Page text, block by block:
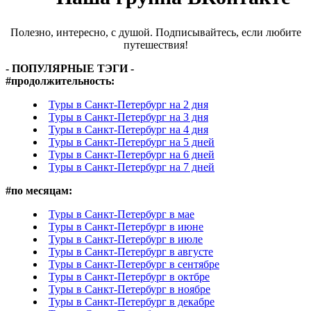
Полезно, интересно, с душой. Подписывайтесь, если любите
путешествия!
- ПОПУЛЯРНЫЕ ТЭГИ -
#продолжительность:
Туры в Санкт-Петербург на 2 дня
Туры в Санкт-Петербург на 3 дня
Туры в Санкт-Петербург на 4 дня
Туры в Санкт-Петербург на 5 дней
Туры в Санкт-Петербург на 6 дней
Туры в Санкт-Петербург на 7 дней
#по месяцам:
Туры в Санкт-Петербург в мае
Туры в Санкт-Петербург в июне
Туры в Санкт-Петербург в июле
Туры в Санкт-Петербург в августе
Туры в Санкт-Петербург в сентябре
Туры в Санкт-Петербург в октбре
Туры в Санкт-Петербург в ноябре
Туры в Санкт-Петербург в декабре